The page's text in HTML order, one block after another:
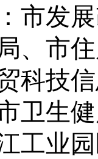
市发
、 市
科技
卫生
工业